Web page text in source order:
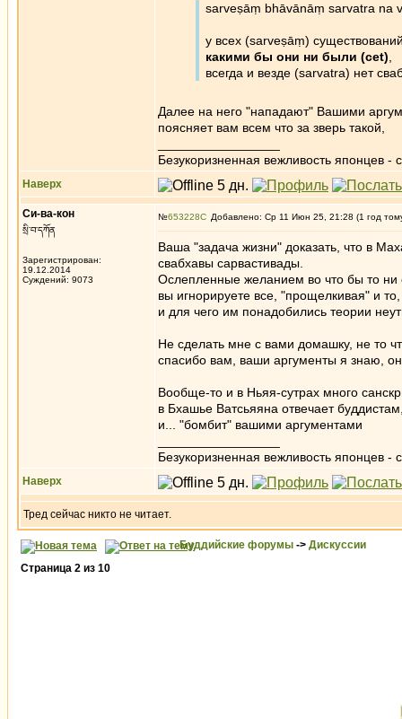
sarveṣāṃ bhāvānāṃ sarvatra na
у всех (sarveṣāṃ)
какими бы они ни были (cet)
всегда и везде (sarvatra) нет
Далее на него "нападают" Вашими
поясняет вам всем что за зверь такой,
Безукоризненная вежливость японцев -
Наверх
Си-ва-кон
སྲི་བ་དཀོན
Зарегистрирован:
19.12.2014
Суждений: 9073
№653228 Добавлено: Ср 11 Июн 25, 21:28 (1 год
Ваша "задача жизни" доказать, что в
свабхавы сарвастивады.
Ослепленные желанием во что бы то ни
вы игнорируете все, "прощелкивая" и
и для чего им понадобились теории
Не сделать мне с вами домашку, не то
спасибо вам, ваши аргументы я знаю,
Вообще-то и в Ньяя-сутрах много
в Бхашье Ватсьяяна отвечает
и... "бомбит" вашими аргументами
Безукоризненная вежливость японцев -
Наверх
Тред сейчас никто не читает.
Буддийские форумы -> Дискуссии
Страница 2 из 10